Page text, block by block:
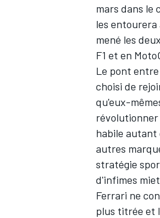
mars dans le
les entourera
mené les
F1 et en
Le pont
choisi de
qu'eux-
révolutionner
habile autant
autres
stratégie
d'infimes
Ferrari ne
plus titrée et